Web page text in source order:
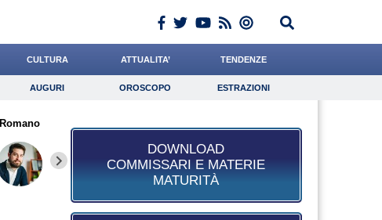
CULTURA ATTUALITA’ TENDENZE
Auguri Oroscopo Estrazioni
Giornalista
AUGURI OROSCOPO ESTRAZIONI
Romano
DOWNLOAD
COMMISSARI E MATERIE
MATURITÀ